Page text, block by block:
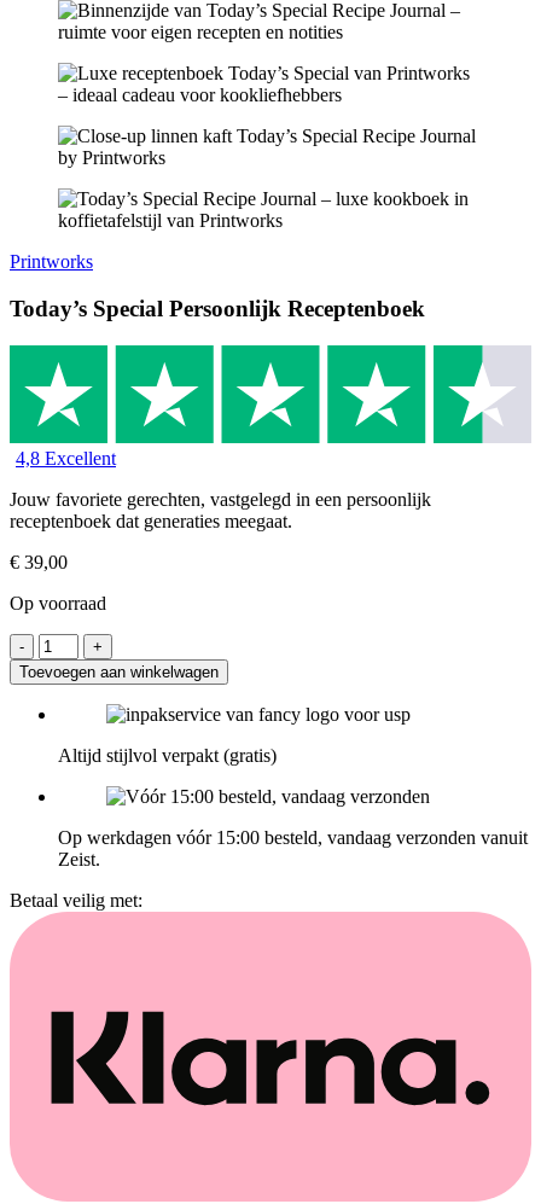
Printworks
Today’s Special Persoonlijk Receptenboek
4,8 Excellent
Jouw favoriete gerechten, vastgelegd in een persoonlijk
receptenboek dat generaties meegaat.
€ 39,00
Op voorraad
Toevoegen aan winkelwagen
Altijd stijlvol verpakt (gratis)
Op werkdagen vóór 15:00 besteld, vandaag verzonden vanuit
Zeist.
Betaal veilig met: